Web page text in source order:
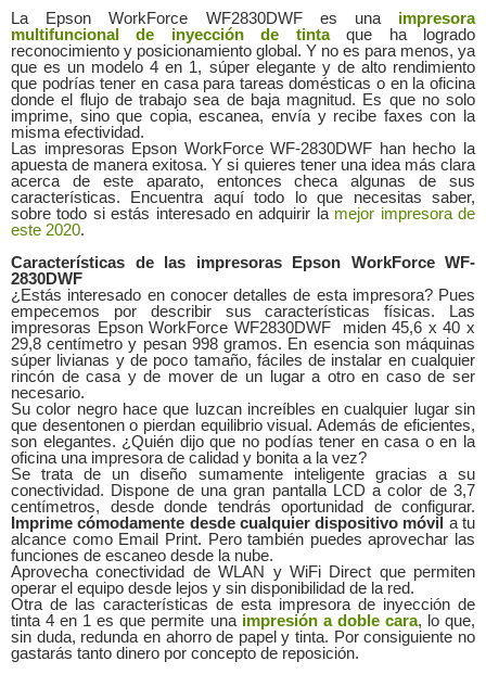
La Epson WorkForce WF2830DWF es una impresora
multifuncional de inyección de tintaque ha logrado
reconocimiento y posicionamiento global. Y no es para menos, ya
que es un modelo 4 en 1, súper elegante y de alto rendimiento
que podrías tener en casa para tareas domésticas o en la oficina
donde el flujo de trabajo sea de baja magnitud. Es que no solo
imprime, sino que copia, escanea, envía y recibe faxes con la
misma efectividad.
Las impresoras Epson WorkForce WF-2830DWF han hecho la
apuesta de manera exitosa. Y si quieres tener una idea más clara
acerca de este aparato, entonces checa algunas de sus
características. Encuentra aquí todo lo que necesitas saber,
sobre todo si estás interesado en adquirir lamejor impresora de
este 2020.
Características de las impresoras Epson WorkForce WF-
2830DWF
¿Estás interesado en conocer detalles de esta impresora? Pues
empecemos por describir sus características físicas. Las
impresoras Epson WorkForce WF2830DWF miden 45,6 x 40 x
29,8 centímetro y pesan 998 gramos. En esencia son máquinas
súper livianas y de poco tamaño, fáciles de instalar en cualquier
rincón de casa y de mover de un lugar a otro en caso de ser
necesario.
Su color negro hace que luzcan increíbles en cualquier lugar sin
que desentonen o pierdan equilibrio visual. Además de eficientes,
son elegantes. ¿Quién dijo que no podías tener en casa o en la
oficina una impresora de calidad y bonita a la vez?
Se trata de un diseño sumamente inteligente gracias a su
conectividad. Dispone de una gran pantalla LCD a color de 3,7
centímetros, desde donde tendrás oportunidad de configurar.
Imprime cómodamente desde cualquier dispositivo móvil a tu
alcance como Email Print. Pero también puedes aprovechar las
funciones de escaneo desde la nube.
Aprovecha conectividad de WLAN y WiFi Direct que permiten
operar el equipo desde lejos y sin disponibilidad de la red.
Otra de las características de esta impresora de inyección de
tinta 4 en 1 es que permite una impresión a doble cara, lo que,
sin duda, redunda en ahorro de papel y tinta. Por consiguiente no
gastarás tanto dinero por concepto de reposición.